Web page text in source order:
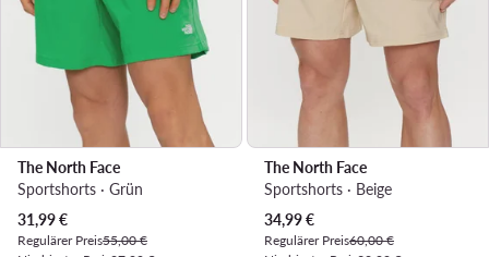
The North Face
Sportshorts · Grün
Aktueller Preis
31,99€
Regulärer Preis55,00 €
The North Face
Sportshorts · Beige
Aktueller Preis
34,99€
Regulärer Preis60,00 €